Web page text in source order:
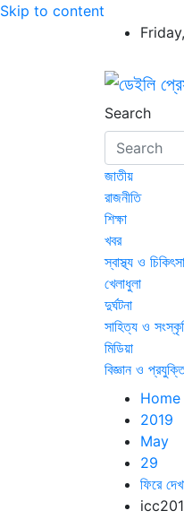
Skip to content
ডেইলি
ডেইলি
Search
জাতীয়
রাজনীতি
শিক্ষা
খবর
স্বাস্থ্য ও চিকিৎসা
খেলাধুলা
দুর্ঘটনা
সাহিত্য ও
মিডিয়া
বিজ্ঞান ও
Home
2019
May
29
ফিরে